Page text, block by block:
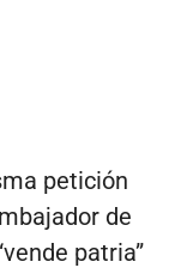
petición
de
patria”